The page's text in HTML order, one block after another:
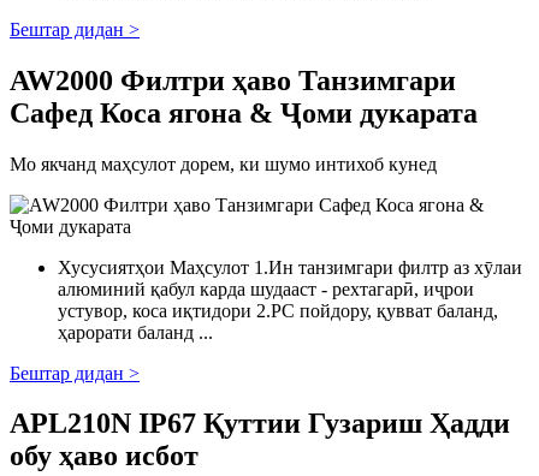
Бештар дидан >
AW2000 Филтри ҳаво Танзимгари
Сафед Коса ягона & Ҷоми дукарата
Мо якчанд маҳсулот дорем, ки шумо интихоб кунед
Хусусиятҳои Маҳсулот 1.Ин танзимгари филтр аз хӯлаи
алюминий қабул карда шудааст - рехтагарӣ, иҷрои
устувор, коса иқтидори 2.PC пойдору, қувват баланд,
ҳарорати баланд ...
Бештар дидан >
APL210N IP67 Қуттии Гузариш Ҳадди
обу ҳаво исбот